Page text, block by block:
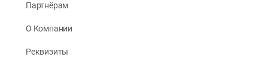
Партнёрам
О Компании
Реквизиты